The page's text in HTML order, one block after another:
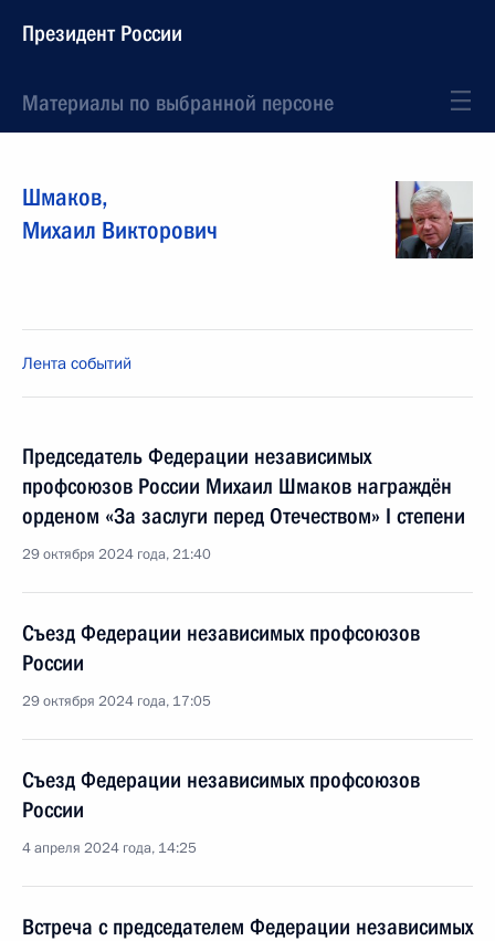
Президент России
Материалы по выбранной персоне
Шмаков,
Михаил Викторович
Лента событий
Председатель Федерации независимых
профсоюзов России Михаил Шмаков награждён
орденом «За заслуги перед Отечеством» I степени
29 октября 2024 года, 21:40
Съезд Федерации независимых профсоюзов
России
29 октября 2024 года, 17:05
Съезд Федерации независимых профсоюзов
России
4 апреля 2024 года, 14:25
Встреча с председателем Федерации независимых